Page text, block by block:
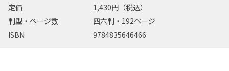
定価
1,430円（税込）
判型・ページ数
四六判・192ページ
ISBN
9784835646466